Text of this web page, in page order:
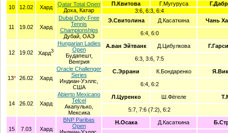
10
12.02 Хард
Qatar Total Open
Доха, Катар
П.Квитова Г.Мугуруса
3:6, 6:3, 6:4
11 19.02 Хард
Dubai Duty Free
Tennis
Championships
Дубай, ОАЭ
Э.Свитолина Д.Касаткина Чань
6:4, 6:0
12 19.02 ХардЗ
Hungarian Ladies
Open
Будапешт,
Венгрия
А.ван Эйтванк Д.Цибулкова
6:3, 3:6, 7:5
13* 26.02 Хард
Oracle Challenger
Series
Индиан-Уэллс,
США
С.Эррани К.Бондаренко
6:4, 6:2
14 26.02 Хард
Abierto Mexicano
Telcel
Акапулько,
Мексика
Л.Цуренко Ш.Фёгеле
5:7, 7:6 (7:2), 6:2
15 7.03 Хард
BNP Paribas
Open
Н.Осака Д.Касаткина